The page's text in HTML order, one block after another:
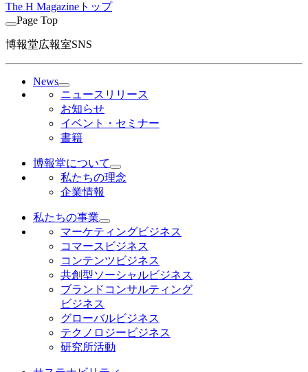
The H Magazineトップ
Page Top
博報堂広報室SNS
News
ニュースリリース
お知らせ
イベント・セミナー
書籍
博報堂について
私たちの理念
企業情報
私たちの事業
マーケティングビジネス
コマースビジネス
コンテンツビジネス
共創型ソーシャルビジネス
ブランドコンサルティング
ビジネス
グローバルビジネス
テクノロジービジネス
研究所活動